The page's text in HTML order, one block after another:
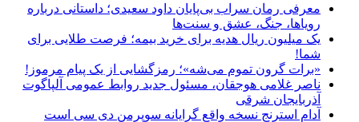
معرفی رمان سراب بی‌پایان داود سعیدی؛ داستانی درباره
رویاها، جنگ، عشق و سنت‌ها
یک میلیون ریال هدیه برای خرید بیمه؛ فرصت طلایی برای
شما!
«برات گرون تموم می‌شه»؛ رمزگشایی از یک پیام مرموز!
ناصر غلامی هوجقان، مسئول جدید روابط عمومی آلپاگوت
آذربایجان شرقی
آدام استرنج نسخه واقع گرایانه سوپرمن دی سی است